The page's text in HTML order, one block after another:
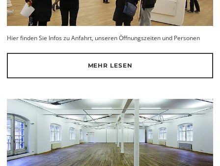
Hier finden Sie Infos zu Anfahrt, unseren Öffnungszeiten und Personen
MEHR LESEN